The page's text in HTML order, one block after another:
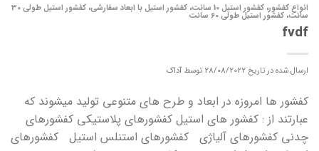
انواع کفشور، کفشور استیل 10 سانت ، کفشور استیل با ابعاد سفارشی، کفشور استیل طولی 30
سانت، کفشور استیل طولی 60 سانت
fvdf
ارسال شده در تاریخ28/08/2022 توسط آداک
کفشور ها امروزه در ابعاد و طرح های متنوعی تولید میشوند که
عبارتند از : کفشور های استیل کفشورهای پلاستیکی کفشورهای
چدنی کفشورهای آلیاژی کفشورهای استنلس استیل کفشورهای